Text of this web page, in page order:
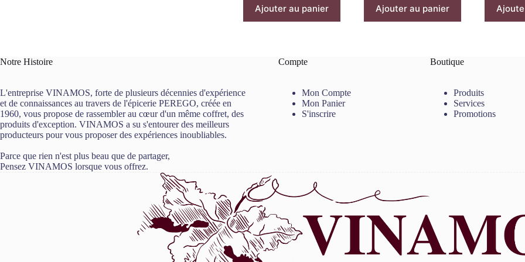
Ajouter au panier Ajouter au panier
Notre Histoire
L'entreprise VINAMOS, forte de plusieurs décennies d'expérience
et de connaissances au travers de l'épicerie PEREGO, créée en
1960, vous propose de rassembler au cœur d'un même coffret, des
produits d'exception. VINAMOS a su s'entourer des meilleurs
producteurs pour vous proposer des expériences inoubliables.
Parce que rien n'est plus beau que de partager,
Pensez VINAMOS lorsque vous offrez.
Compte
Mon Compte
Mon Panier
S'inscrire
Boutique
Produits
Services
Promotions